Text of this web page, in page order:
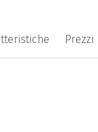
Prezzi